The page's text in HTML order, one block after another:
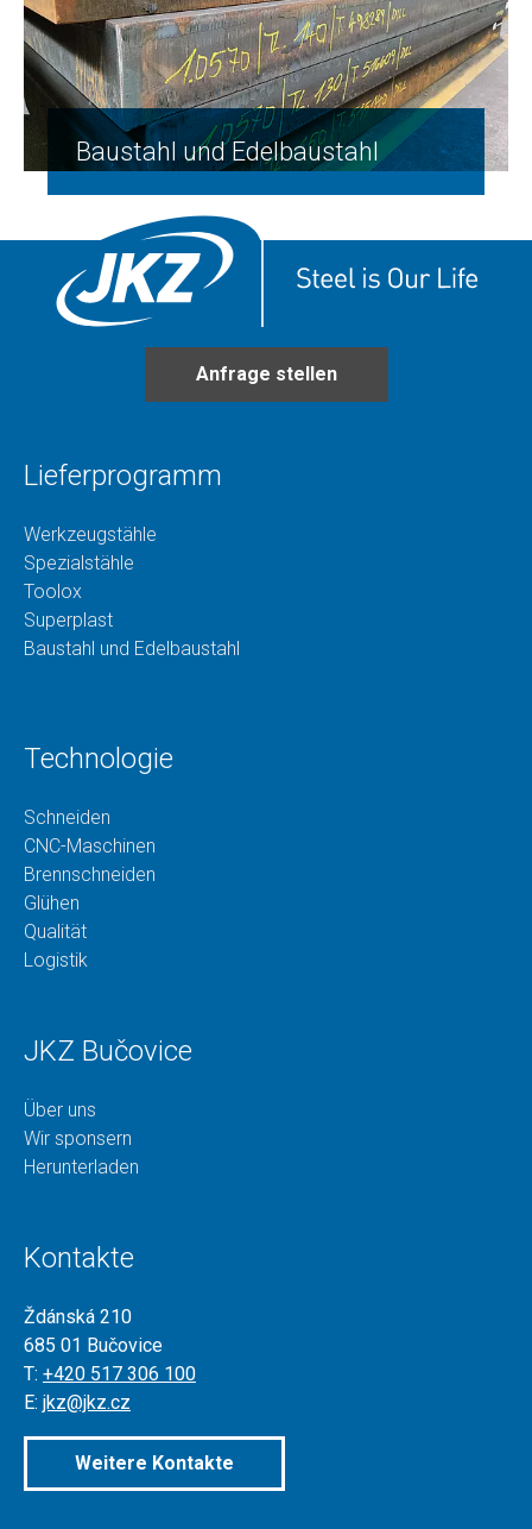
Baustahl und Edelbaustahl
Anfrage stellen
Lieferprogramm
Werkzeugstähle
Spezialstähle
Toolox
Superplast
Baustahl und Edelbaustahl
Technologie
Schneiden
CNC-Maschinen
Brennschneiden
Glühen
Qualität
Logistik
JKZ Bučovice
Über uns
Wir sponsern
Herunterladen
Kontakte
Ždánská 210
685 01 Bučovice
T: +420 517 306 100
E: jkz@jkz.cz
Weitere Kontakte